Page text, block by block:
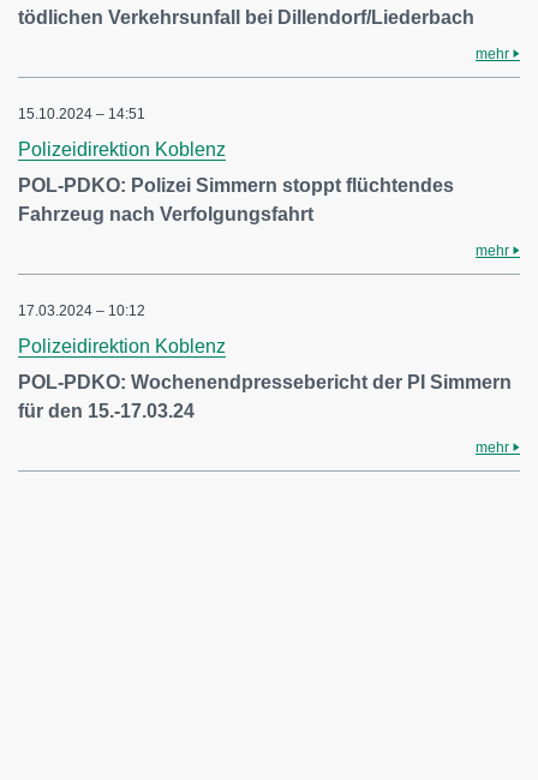
tödlichen Verkehrsunfall bei Dillendorf/Liederbach
mehr
15.10.2024 – 14:51
Polizeidirektion Koblenz
POL-PDKO: Polizei Simmern stoppt flüchtendes
Fahrzeug nach Verfolgungsfahrt
mehr
17.03.2024 – 10:12
Polizeidirektion Koblenz
POL-PDKO: Wochenendpressebericht der PI Simmern
für den 15.-17.03.24
mehr